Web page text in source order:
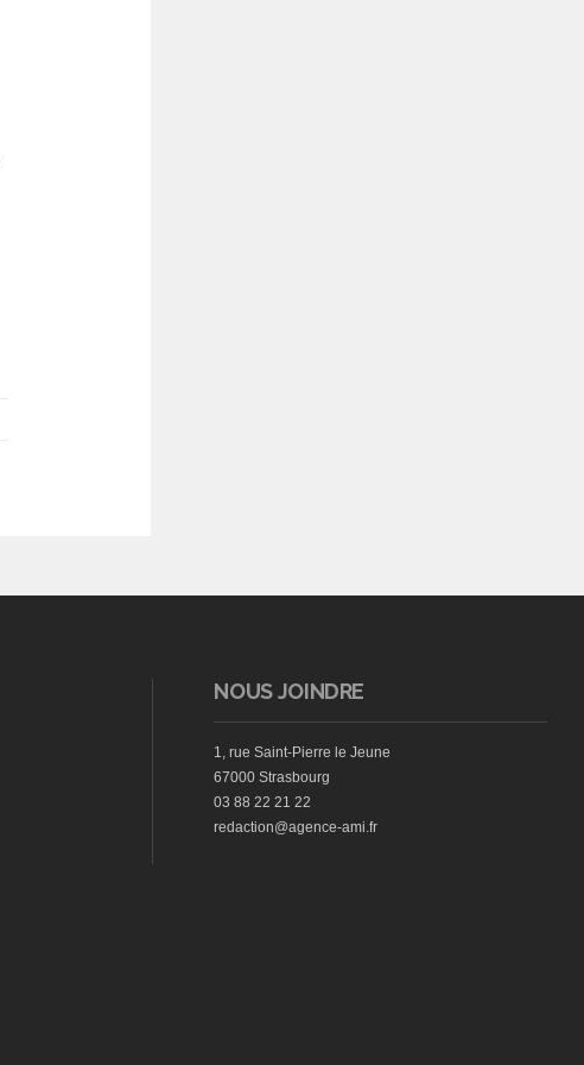
NOUS JOINDRE
1, rue Saint-Pierre le Jeune
67000 Strasbourg
03 88 22 21 22
redaction@agence-ami.fr